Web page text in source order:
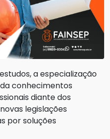
a especialização
conhecimentos
diante dos
legislações
por soluções